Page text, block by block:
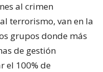
al crimen
terrorismo, van en la
grupos donde más
de gestión
el 100% de